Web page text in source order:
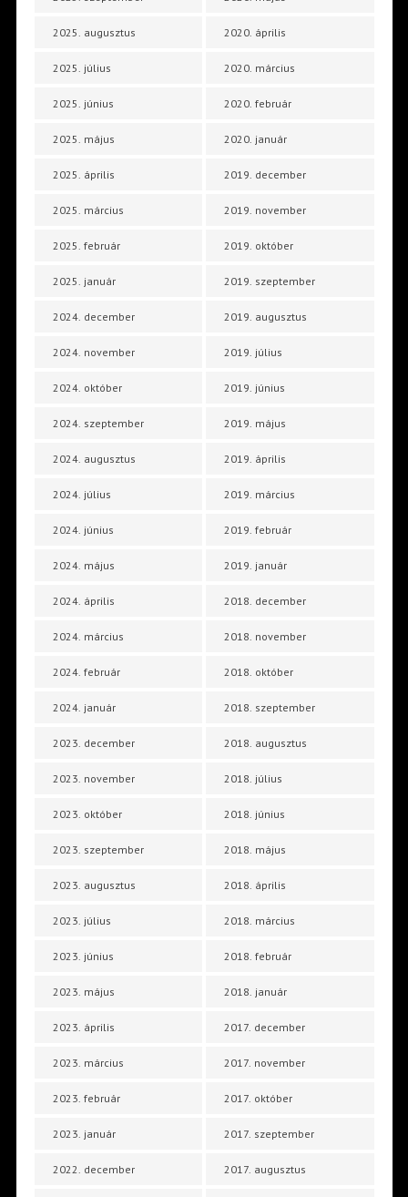
2025. augusztus
2025. július
2025. június
2025. május
2025. április
2025. március
2025. február
2025. január
2024. december
2024. november
2024. október
2024. szeptember
2024. augusztus
2024. július
2024. június
2024. május
2024. április
2024. március
2024. február
2024. január
2023. december
2023. november
2023. október
2023. szeptember
2023. augusztus
2023. július
2023. június
2023. május
2023. április
2023. március
2023. február
2023. január
2022. december
2020. április
2020. március
2020. február
2020. január
2019. december
2019. november
2019. október
2019. szeptember
2019. augusztus
2019. július
2019. június
2019. május
2019. április
2019. március
2019. február
2019. január
2018. december
2018. november
2018. október
2018. szeptember
2018. augusztus
2018. július
2018. június
2018. május
2018. április
2018. március
2018. február
2018. január
2017. december
2017. november
2017. október
2017. szeptember
2017. augusztus